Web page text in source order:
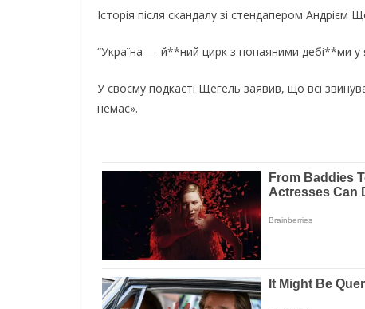
Історія після скандалу зі стендапером Андрієм
“Україна — й**ний цирк з попаяними дебі**ми у
У своєму подкасті Щегель заявив, що всі
немає».